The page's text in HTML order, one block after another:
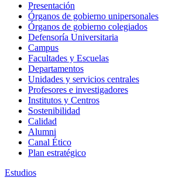
Presentación
Órganos de gobierno unipersonales
Órganos de gobierno colegiados
Defensoría Universitaria
Campus
Facultades y Escuelas
Departamentos
Unidades y servicios centrales
Profesores e investigadores
Institutos y Centros
Sostenibilidad
Calidad
Alumni
Canal Ético
Plan estratégico
Estudios